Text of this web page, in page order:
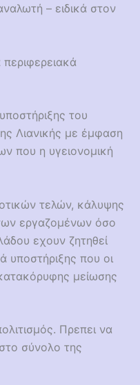
– ειδικά στον
του
Λιανικής με έμφαση
που η υγειονομική
τελών, κάλυψης
εργαζομένων όσο
εχουν ζητηθεί
υποστήριξης που οι
μείωσης
Πρεπει να
σύνολο της